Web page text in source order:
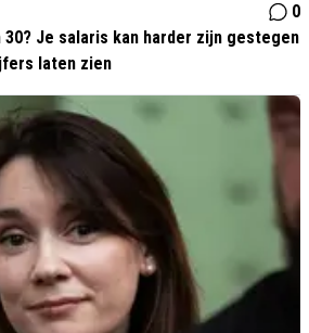
0
30? Je salaris kan harder zijn gestegen
laten zien